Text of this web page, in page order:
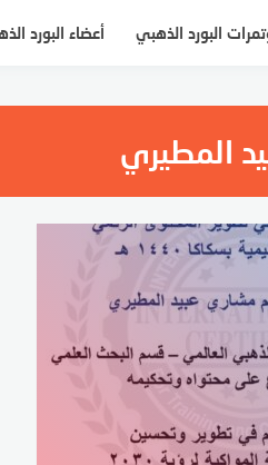
البورد الذهبي أعضاء البورد
المطيري